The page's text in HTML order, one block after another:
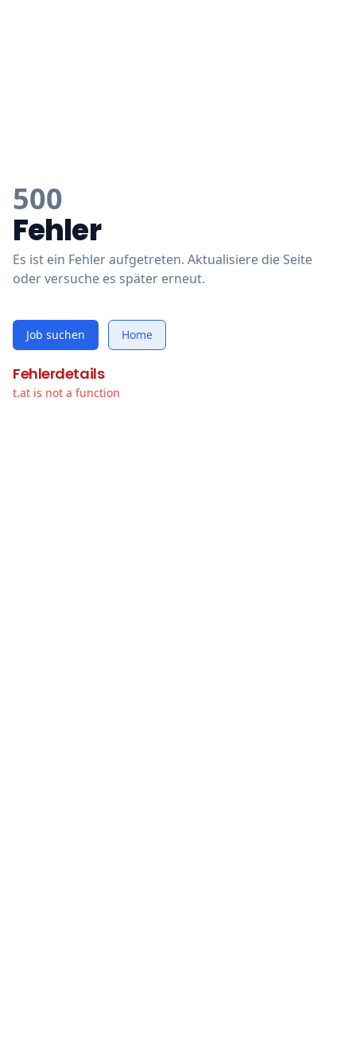
500
Fehler
Es ist ein Fehler aufgetreten. Aktualisiere die Seite
oder versuche es später erneut.
Job suchen Home
Fehlerdetails
t.at is not a function